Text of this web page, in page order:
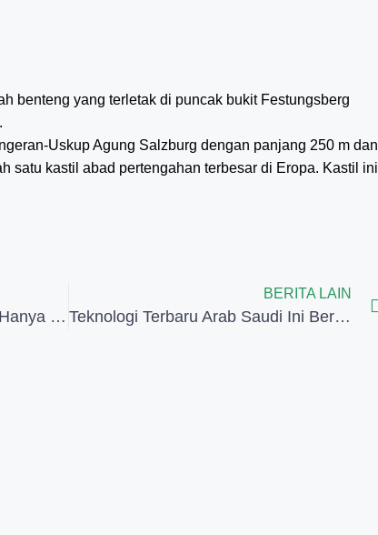
benteng yang terletak di puncak bukit Festungsberg
Uskup Agung Salzburg dengan panjang 250 m dan
satu kastil abad pertengahan terbesar di Eropa. Kastil ini
Liburan Seminggu di Jepang Hanya Rp 6 Jutaan? Ini Tipsnya
BERITA LAIN
Teknologi Terbaru Arab Saudi Ini Berikan Kemudahan Calon Jemaah Haji dan Umroh